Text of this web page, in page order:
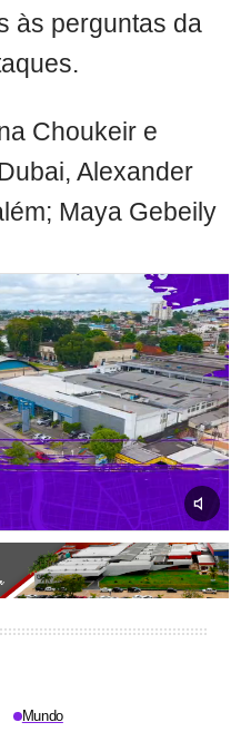
às perguntas da
Choukeir e
Alexander
Maya Gebeily
Mundo